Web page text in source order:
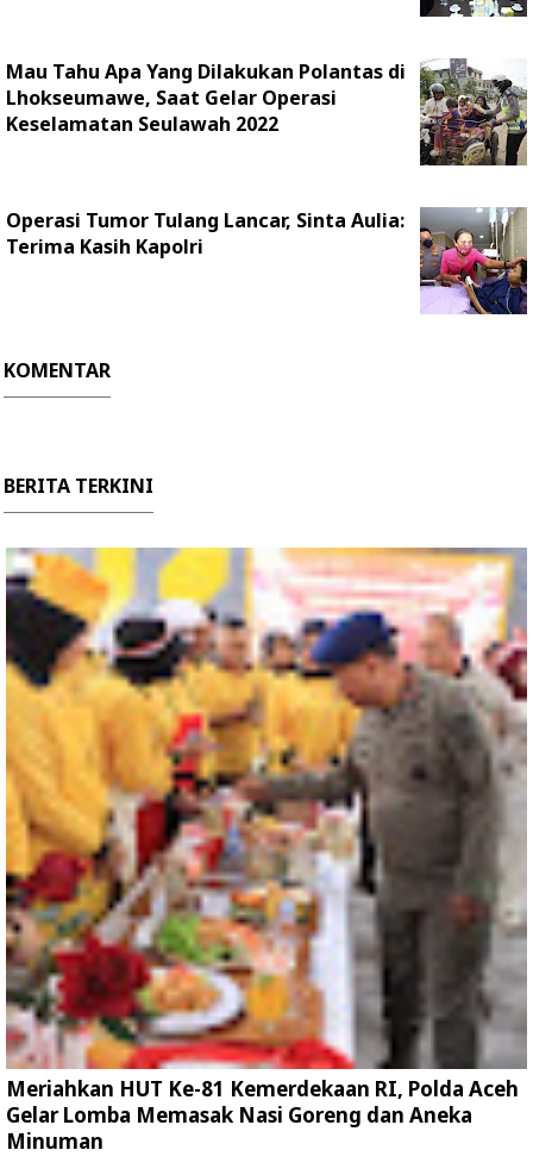
Mau Tahu Apa Yang Dilakukan Polantas di
Lhokseumawe, Saat Gelar Operasi
Keselamatan Seulawah 2022
Operasi Tumor Tulang Lancar, Sinta Aulia:
Terima Kasih Kapolri
KOMENTAR
BERITA TERKINI
Meriahkan HUT Ke-81 Kemerdekaan RI, Polda Aceh
Gelar Lomba Memasak Nasi Goreng dan Aneka
Minuman